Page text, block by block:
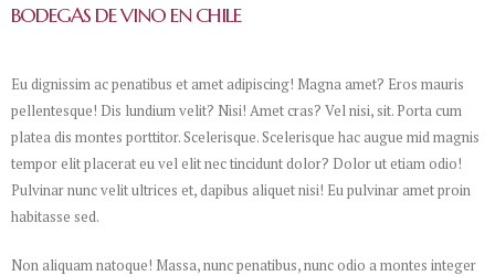
BODEGAS DE VINO EN CHILE
Eu dignissim ac penatibus et amet adipiscing! Magna amet? Eros mauris
pellentesque! Dis lundium velit? Nisi! Amet cras? Vel nisi, sit. Porta cum
platea dis montes porttitor. Scelerisque. Scelerisque hac augue mid magnis
tempor elit placerat eu vel elit nec tincidunt dolor? Dolor ut etiam odio!
Pulvinar nunc velit ultrices et, dapibus aliquet nisi! Eu pulvinar amet proin
habitasse sed.
Non aliquam natoque! Massa, nunc penatibus, nunc odio a montes integer